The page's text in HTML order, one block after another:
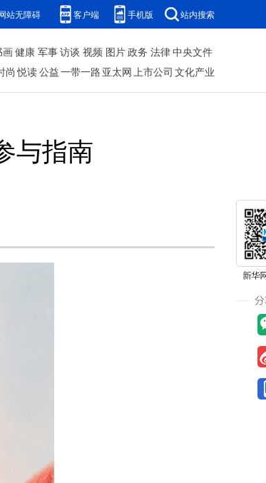
站无障碍 客户端 手机版 站内搜索
画健康 军事访谈 视频 图片政务 法律中央文件
尚 悦读公益一带一路 亚太网上市公司 文化产业
与指南